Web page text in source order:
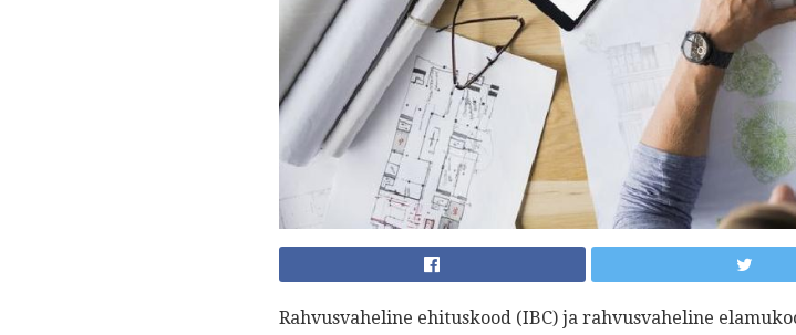
Rahvusvaheline ehituskood (IBC) ja rahvusvaheline